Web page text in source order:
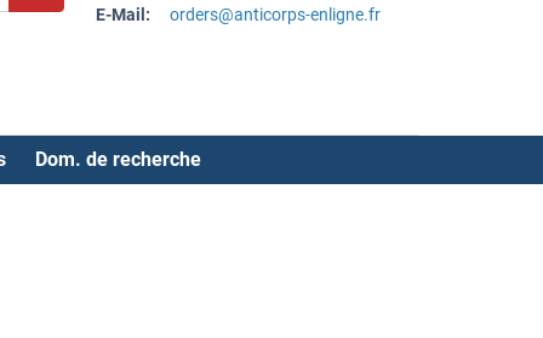
E-Mail:
orders@anticorps-enligne.fr
Dom. de recherche